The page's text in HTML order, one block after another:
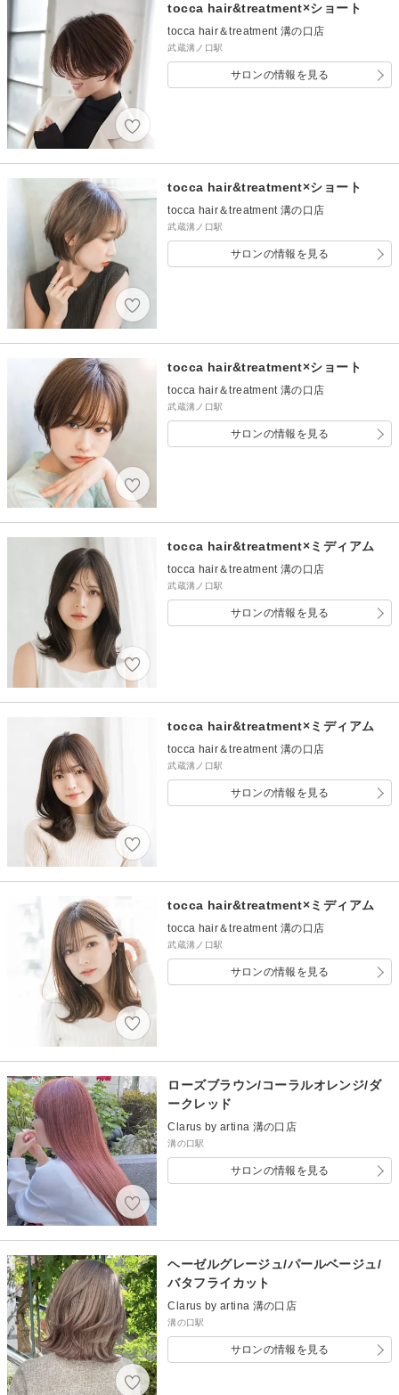
tocca hair&treatment×ショート
tocca hair＆treatment 溝の口店
武蔵溝ノ口駅
サロンの情報を見る
tocca hair&treatment×ショート
tocca hair＆treatment 溝の口店
武蔵溝ノ口駅
サロンの情報を見る
tocca hair&treatment×ショート
tocca hair＆treatment 溝の口店
武蔵溝ノ口駅
サロンの情報を見る
tocca hair&treatment×ミディアム
tocca hair＆treatment 溝の口店
武蔵溝ノ口駅
サロンの情報を見る
tocca hair&treatment×ミディアム
tocca hair＆treatment 溝の口店
武蔵溝ノ口駅
サロンの情報を見る
tocca hair&treatment×ミディアム
tocca hair＆treatment 溝の口店
武蔵溝ノ口駅
サロンの情報を見る
ローズブラウン/コーラルオレンジ/ダ
ークレッド
Clarus by artina 溝の口店
溝の口駅
サロンの情報を見る
ヘーゼルグレージュ/パールベージュ/
バタフライカット
Clarus by artina 溝の口店
溝の口駅
サロンの情報を見る